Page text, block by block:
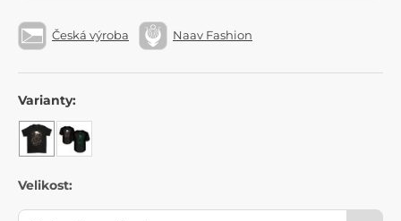
Česká výroba Naav Fashion
Varianty:
Velikost: